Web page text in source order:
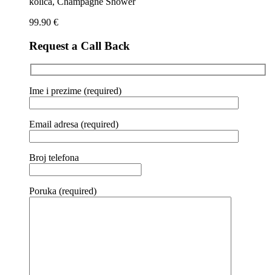
99.90 €
Request a Call Back
Ime i prezime (required)
Email adresa (required)
Broj telefona
Poruka (required)